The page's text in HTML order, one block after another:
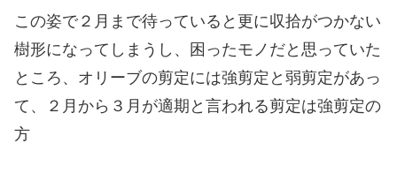
この姿で２月まで待っていると更に収拾がつかない
樹形になってしまうし、困ったモノだと思っていた
ところ、オリーブの剪定には強剪定と弱剪定があっ
て、２月から３月が適期と言われる剪定は強剪定の
方